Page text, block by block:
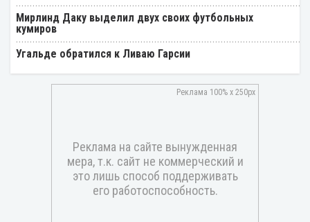
Мирлинд Даку выделил двух своих футбольных
кумиров
Угальде обратился к Ливаю Гарсии